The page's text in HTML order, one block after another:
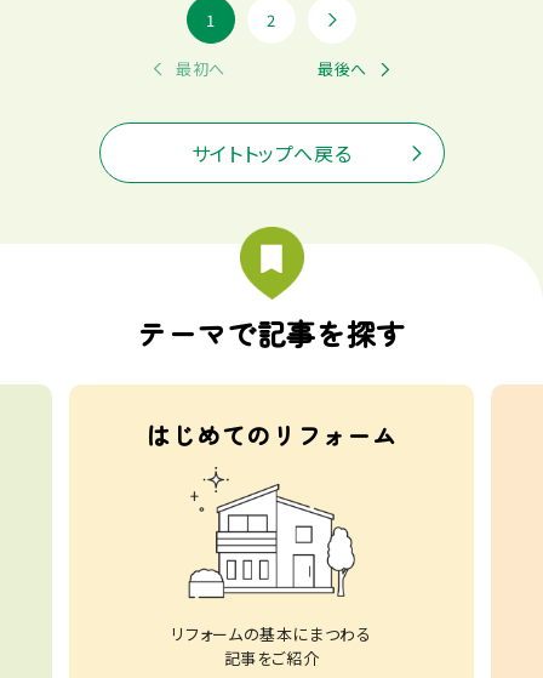
最初へ
1 2
最後へ
サイトトップへ戻る
テーマで記事を探す
はじめてのリフォーム
リフォームの基本にまつわる
記事をご紹介